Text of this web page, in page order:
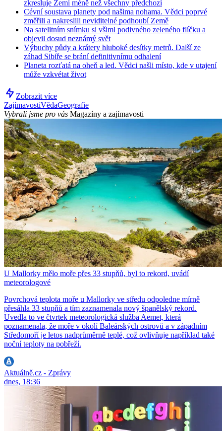
zkresluje Zemi méně než všechny předchozí
Cévní soustava planety pod našima nohama. Vědci poprvé
změřili a nakreslili neviditelné podhoubí Země
Na satelitním snímku si všiml podivného zeleného flíčku a
objevil dosud neznámý svět
Výbuchy půdy a krátery hluboké desítky metrů. Další ze
záhad Sibiře se brání definitivnímu odhalení
Planeta rozťatá na oheň a led. Vědci našli místo, kde v utajení
může vzkvétat život
Zobrazit více
ZajímavostiVědaGeografie
Vybrali jsme pro vás Magazíny a zajímavosti
U Mallorky mělo moře přes 33 stupňů, byl to rekord, uvádí
meteorologové
Povrchová teplota moře u Mallorky ve středu odpoledne mírně
přesáhla 33 stupňů a tím zaznamenala nový španělský rekord.
Uvedla to ve čtvrtek meteorologická služba Aemet, která
poznamenala, že moře v okolí Baleárských ostrovů a v západním
Středomoří je letos nadprůměrně teplé, což ovlivňuje například také
noční teploty na pobřeží.
Aktuálně.cz - Zprávy
dnes, 18:36